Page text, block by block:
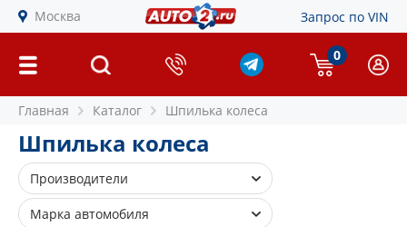
Москва Запрос по VIN
0
Главная Каталог Шпилька колеса
Шпилька колеса
Производители
AMD
Марка автомобиля